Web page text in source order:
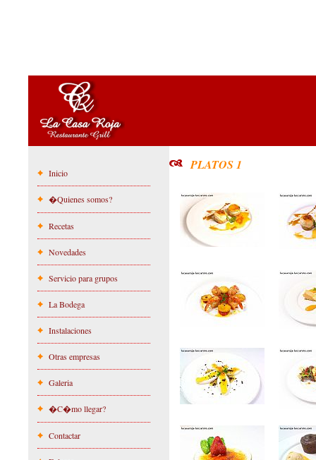
Inicio
�Quienes somos?
Recetas
Novedades
Servicio para grupos
La Bodega
Instalaciones
Otras empresas
Galeria
�C�mo llegar?
Contactar
PLATOS 1